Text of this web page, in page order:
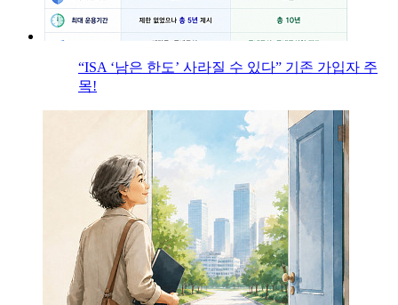
“ISA ‘남은 한도’ 사라질 수 있다” 기존 가입자 주
목!